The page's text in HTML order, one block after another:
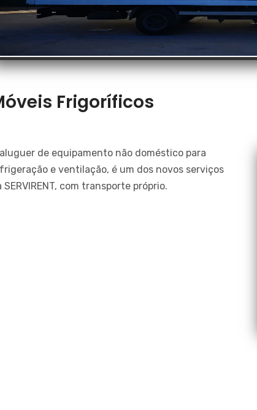
Frigoríficos
de equipamento não doméstico para
e ventilação, é um dos novos serviços
SERVIRENT, com transporte próprio.